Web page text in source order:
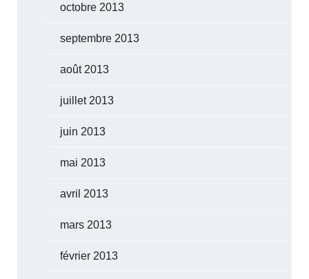
octobre 2013
septembre 2013
août 2013
juillet 2013
juin 2013
mai 2013
avril 2013
mars 2013
février 2013